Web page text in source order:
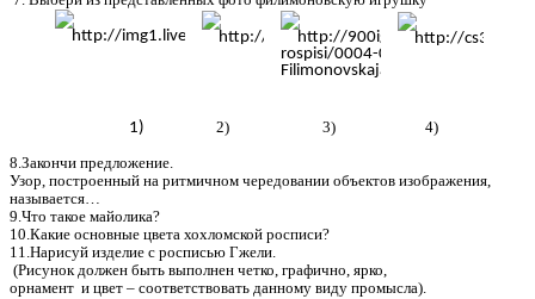
2) 3) 4)
8.Закончи предложение.
Узор, построенный на ритмичном чередовании объектов изображения,
называется…
9.Что такое майолика?
10.Какие основные цвета хохломской росписи?
11.Нарисуй изделие с росписью Гжели.
(Рисунок должен быть выполнен четко, графично, ярко,
орнамент и цвет – соответствовать данному виду промысла).